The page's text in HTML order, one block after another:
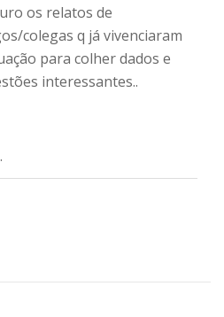
os relatos de
colegas q já vivenciaram
para colher dados e
interessantes..